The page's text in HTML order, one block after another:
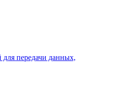
передачи данных,